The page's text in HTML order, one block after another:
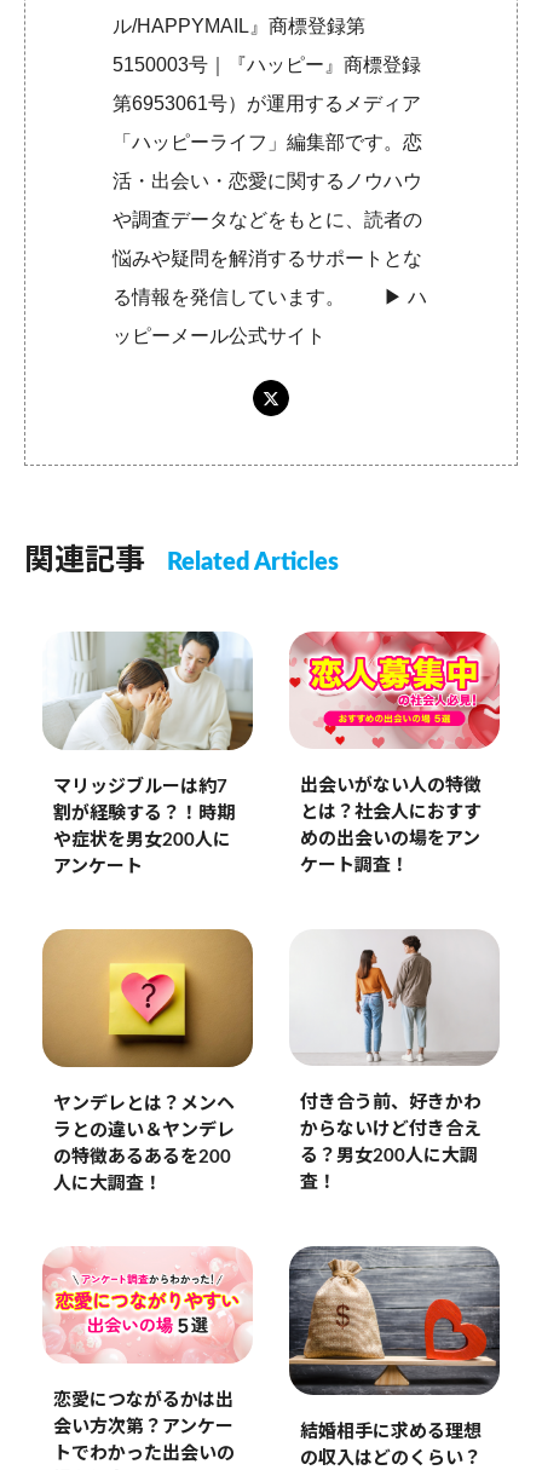
ル/HAPPYMAIL』商標登録第
5150003号｜『ハッピー』商標登録
第6953061号）が運用するメディア
「ハッピーライフ」編集部です。恋
活・出会い・恋愛に関するノウハウ
や調査データなどをもとに、読者の
悩みや疑問を解消するサポートとな
る情報を発信しています。 ▶︎ハ
ッピーメール公式サイト
関連記事 Related Articles
マリッジブルーは約7
割が経験する？！時期
や症状を男女200人に
アンケート
出会いがない人の特徴
とは？社会人におすす
めの出会いの場をアン
ケート調査！
ヤンデレとは？メンヘ
ラとの違い＆ヤンデレ
の特徴あるあるを200
人に大調査！
付き合う前、好きかわ
からないけど付き合え
る？男女200人に大調
査！
恋愛につながるかは出
会い方次第？アンケー
トでわかった出会いの
結婚相手に求める理想
の収入はどのくらい？